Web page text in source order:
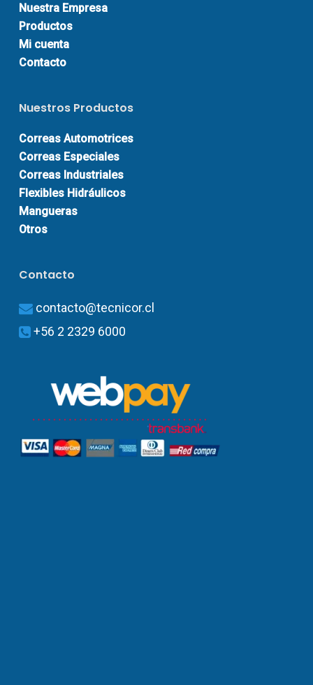
Nuestra Empresa
Productos
Mi cuenta
Contacto
Nuestros Productos
Correas Automotrices
Correas Especiales
Correas Industriales
Flexibles Hidráulicos
Mangueras
Otros
Contacto
contacto@tecnicor.cl
+56 2 2329 6000